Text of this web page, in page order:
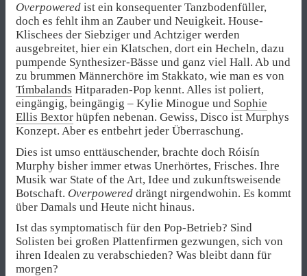
Overpowered ist ein konsequenter Tanzbodenfüller,
doch es fehlt ihm an Zauber und Neuigkeit. House-
Klischees der Siebziger und Achtziger werden
ausgebreitet, hier ein Klatschen, dort ein Hecheln, dazu
pumpende Synthesizer-Bässe und ganz viel Hall. Ab und
zu brummen Männerchöre im Stakkato, wie man es von
Timbalands Hitparaden-Pop kennt. Alles ist poliert,
eingängig, beingängig – Kylie Minogue und Sophie
Ellis Bextor hüpfen nebenan. Gewiss, Disco ist Murphys
Konzept. Aber es entbehrt jeder Überraschung.
Dies ist umso enttäuschender, brachte doch Róisín
Murphy bisher immer etwas Unerhörtes, Frisches. Ihre
Musik war State of the Art, Idee und zukunftsweisende
Botschaft. Overpowered drängt nirgendwohin. Es kommt
über Damals und Heute nicht hinaus.
Ist das symptomatisch für den Pop-Betrieb? Sind
Solisten bei großen Plattenfirmen gezwungen, sich von
ihren Idealen zu verabschieden? Was bleibt dann für
morgen?